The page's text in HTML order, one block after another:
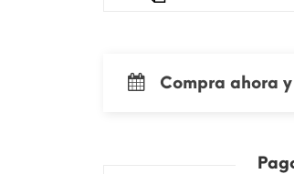
Compra ahora